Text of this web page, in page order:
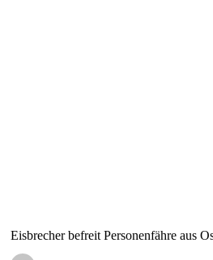
Eisbrecher befreit Personenfähre aus